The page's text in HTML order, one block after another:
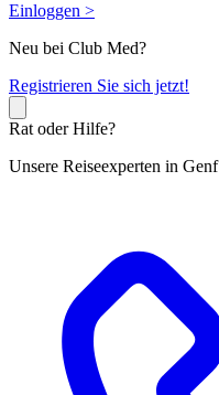
Einloggen >
Neu bei Club Med?
Registrieren Sie sich jetzt!
Rat oder Hilfe?
Unsere Reiseexperten in Genf